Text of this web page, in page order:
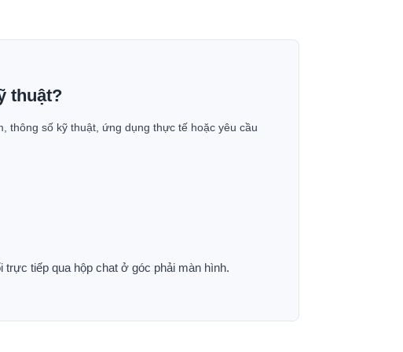
thuật?
thông số kỹ thuật, ứng dụng thực tế hoặc yêu cầu
trực tiếp qua hộp chat ở góc phải màn hình.